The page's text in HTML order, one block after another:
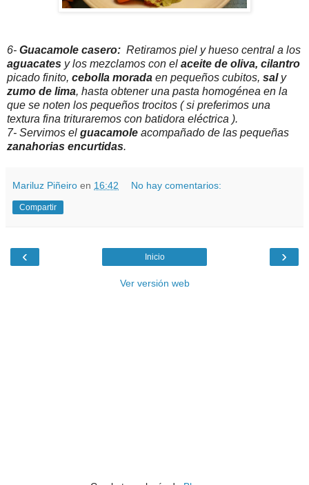
6- Guacamole casero: Retiramos piel y hueso central a los
aguacates y los mezclamos con el aceite de oliva, cilantro
picado finito, cebolla morada en pequeños cubitos, saly
zumo de lima, hasta obtener una pasta homogénea en la
que se noten los pequeños trocitos ( si preferimos una
textura fina trituraremos con batidora eléctrica ).
7- Servimos el guacamole acompañado de las pequeñas
zanahorias encurtidas.
Mariluz Piñeiro en 16:42 No hay comentarios:
Compartir
‹ ›
Inicio
Ver versión web